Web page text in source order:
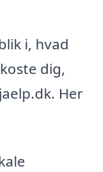
i, hvad
dig,
Her